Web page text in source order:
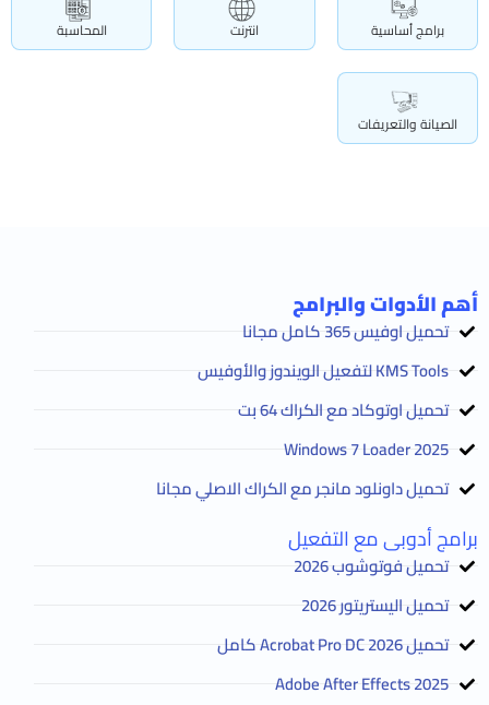
برامج أساسية انترنت المحاسبة
الصيانة والتعريفات
أهم الأدوات والبرامج
تحميل اوفيس 365 كامل مجانا
KMS Tools لتفعيل الويندوز والأوفيس
تحميل اوتوكاد مع الكراك 64 بت
2025 Windows 7 Loader
تحميل داونلود مانجر مع الكراك الاصلي مجانا
برامج أدوبى مع التفعيل
تحميل فوتوشوب 2026
تحميل اليستريتور 2026
تحميل Acrobat Pro DC 2026 كامل
Adobe After Effects 2025